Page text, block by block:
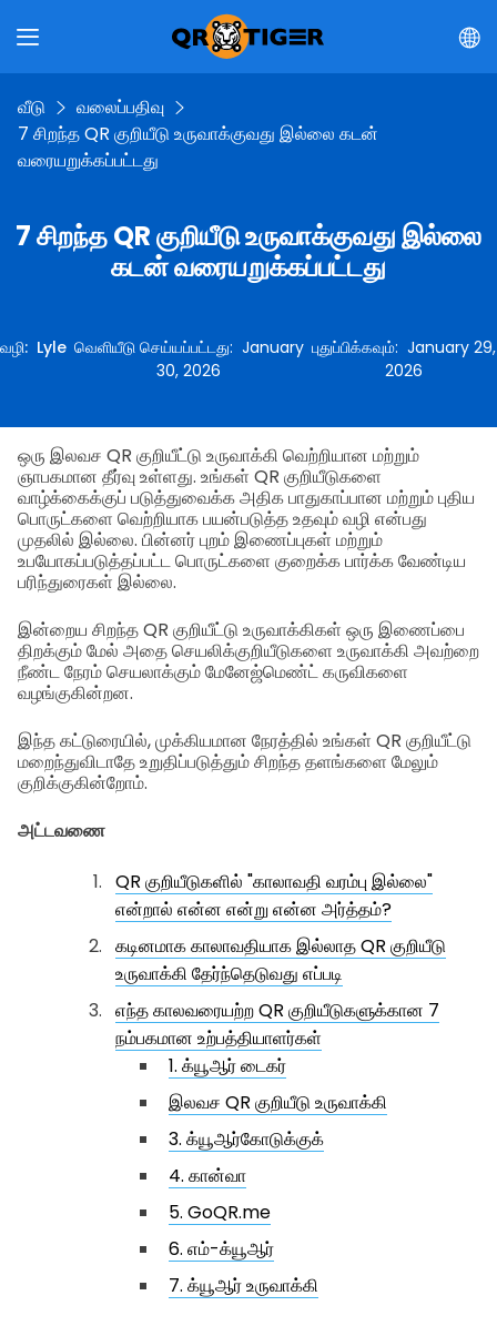
வீடு
வலைப்பதிவு
7 சிறந்த QR குறியீடு உருவாக்குவது இல்லை கடன்
வரையறுக்கப்பட்டது
7 சிறந்த QR குறியீடு உருவாக்குவது இல்லை
கடன் வரையறுக்கப்பட்டது
வழி: Lyle வெளியீடு செய்யப்பட்டது: January
30, 2026
புதுப்பிக்கவும்:January 29,
2026
ஒரு இலவச QR குறியீட்டு உருவாக்கி வெற்றியான மற்றும்
ஞாபகமான தீர்வு உள்ளது. உங்கள் QR குறியீடுகளை
வாழ்க்கைக்குப் படுத்துவைக்க அதிக பாதுகாப்பான மற்றும் புதிய
பொருட்களை வெற்றியாக பயன்படுத்த உதவும் வழி என்பது
முதலில் இல்லை. பின்னர் புறம் இணைப்புகள் மற்றும்
உபயோகப்படுத்தப்பட்ட பொருட்களை குறைக்க பார்க்க வேண்டிய
பரிந்துரைகள் இல்லை.
இன்றைய சிறந்த QR குறியீட்டு உருவாக்கிகள் ஒரு இணைப்பை
திறக்கும் மேல் அதை செயலிக்குறியீடுகளை உருவாக்கி அவற்றை
நீண்ட நேரம் செயலாக்கும் மேனேஜ்மெண்ட் கருவிகளை
வழங்குகின்றன.
இந்த கட்டுரையில், முக்கியமான நேரத்தில் உங்கள் QR குறியீட்டு
மறைந்துவிடாதே உறுதிப்படுத்தும் சிறந்த தளங்களை மேலும்
குறிக்குகின்றோம்.
அட்டவணை
QR குறியீடுகளில் "காலாவதி வரம்பு இல்லை"
என்றால் என்ன என்று என்ன அர்த்தம்?
கடினமாக காலாவதியாக இல்லாத QR குறியீடு
உருவாக்கி தேர்ந்தெடுவது எப்படி
எந்த காலவரையற்ற QR குறியீடுகளுக்கான 7
நம்பகமான உற்பத்தியாளர்கள்
1. க்யூஆர் டைகர்
இலவச QR குறியீடு உருவாக்கி
3. க்யூஆர்கோடுக்குக்
4. கான்வா
5. GoQR.me
6. எம்-க்யூஆர்
7. க்யூஆர் உருவாக்கி